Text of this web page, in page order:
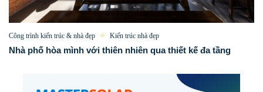
Công trình kiến trúc & nhà đẹp Kiến trúc nhà đẹp
Nhà phố hòa mình với thiên nhiên qua thiết kế đa tầng